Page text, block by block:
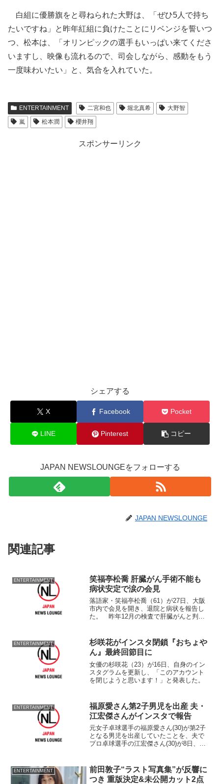
白組に優勝旗をと尋ねられた大野は、「ぜひ5人で持ち
たいですね」と昨年紅組に負けたことにリベンジを誓いつ
つ、松本は、「オリンピックの選手もいっぱい来てくださ
いますし、映像も流れるので、司会しながら、感動をもう
一度味わいたい」と、気合を入れていた。
ENTERTAINMENT 二宮和也 堀北真希
大野智
嵐
松本潤 櫻井翔
スポンサーリンク
シェアする
X Facebook Pocket
LINE Pinterest コピー
JAPAN NEWSLOUNGEをフォローする
JAPAN NEWSLOUNGE
関連記事
ENTERTAINMENT
笑福亭松喬 肝臓がん手術不能も
病状安定で涙の会見
落語家・笑福亭松喬（61）が27日、大阪
市内で会見を開き、退院と病状を報告し
た。 昨年12月の検査で肝臓がんと判
たと
ENTERTAINMENT
杉咲花がインスタ閉鎖『おちょや
ん』最終回節目に
女優の杉咲花（23）が16日、自身のイン
スタグラムを更新し、「このアカウント
を閉じようと思います！」と発表した。
ENTERTAINMENT
福原愛さん第2子男児を出産 夫・
江宏傑さんがインスタで報告
元女子卓球選手の福原愛さん(30)が第2子
となる男児を出産していたことを、夫で
プロ卓球選手の江宏傑さん(30)が8日、自
ENTERTAINMENT
前田敦子“ラスト写真集”が反響に
つき 重版決定&未公開カット2点